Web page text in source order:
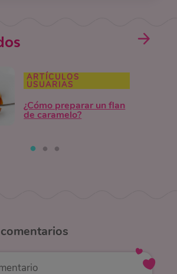
ARTÍCULOS
USUARIAS
¿Cómo preparar un flan
de caramelo?